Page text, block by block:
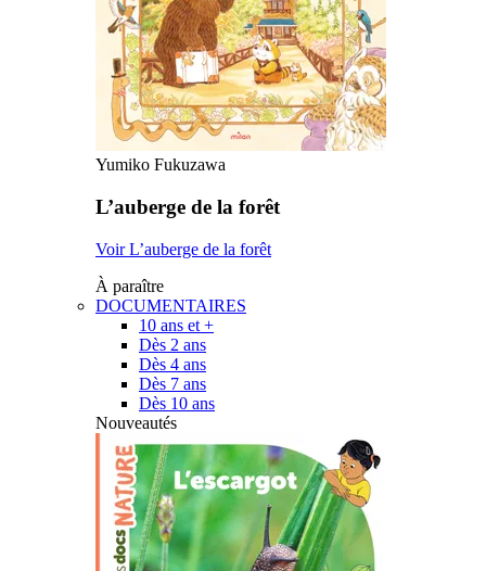
Yumiko Fukuzawa
L’auberge de la forêt
Voir L’auberge de la forêt
À paraître
DOCUMENTAIRES
10 ans et +
Dès 2 ans
Dès 4 ans
Dès 7 ans
Dès 10 ans
Nouveautés